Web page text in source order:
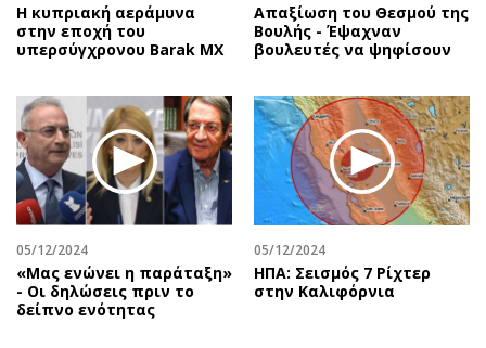
Παράξενα
Πολιτισμός
Θέατρο-Χορός
Μουσική
Εικαστικά
Βιβλίο
Χειρόγραφα
Media
Εκπομπές
Podcasts
Uncut
Προσφορές
Προσωπικότητες στην ''Κ''
Επιστολές
Η κυπριακή αεράμυνα
στην εποχή του
υπερσύγχρονου Barak MX
Απαξίωση του Θεσμού της
Βουλής - Έψαχναν
βουλευτές να ψηφίσουν
05/12/2024
«Μας ενώνει η παράταξη»
- Οι δηλώσεις πριν το
δείπνο ενότητας
05/12/2024
ΗΠΑ: Σεισμός 7 Ρίχτερ
στην Καλιφόρνια